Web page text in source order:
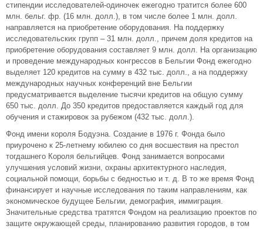
стипендии исследователей-одиночек ежегодно тратится более 600
млн. бельг. фр. (16 млн. долл.), в том числе более 1 млн. долл.
направляется на приобретение оборудования. На поддержку
исследовательских групп – 31 млн. долл., причем доля кредитов на
приобретение оборудования составляет 9 млн. долл. На организацию
и проведение международных конгрессов в Бельгии Фонд ежегодно
выделяет 120 кредитов на сумму в 432 тыс. долл., а на поддержку
международных научных конференций вне Бельгии
предусматривается выделение тысячи кредитов на общую сумму
650 тыс. долл. До 350 кредитов предоставляется каждый год для
обучения и стажировок за рубежом (432 тыс. долл.).
Фонд имени короля Бодуэна. Создание в 1976 г. Фонда было
приурочено к 25-летнему юбилею со дня восшествия на престол
тогдашнего Короля бельгийцев. Фонд занимается вопросами
улучшения условий жизни, охраны архитектурного наследия,
социальной помощи, борьбы с бедностью и т. д. В то же время Фонд
финансирует и научные исследования по таким направлениям, как
экономическое будущее Бельгии, демография, иммиграция.
Значительные средства тратятся Фондом на реализацию проектов по
защите окружающей среды, планированию развития городов, в том